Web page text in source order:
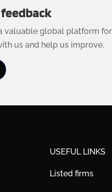
valuable global platform
us and help us improve.
USEFUL LINKS
Listed firms